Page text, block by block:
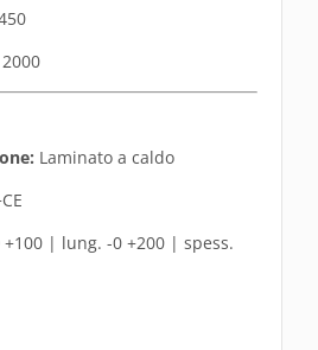
Laminato a caldo
+100 | lung. -0 +200 | spess.